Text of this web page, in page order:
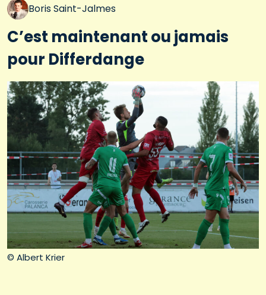
© Albert Krier
Boris Saint-Jalmes
C’est maintenant ou jamais
pour Differdange